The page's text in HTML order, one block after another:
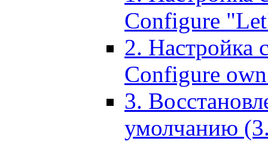
Configure
2. Настройка
Configure
3.
умолчанию